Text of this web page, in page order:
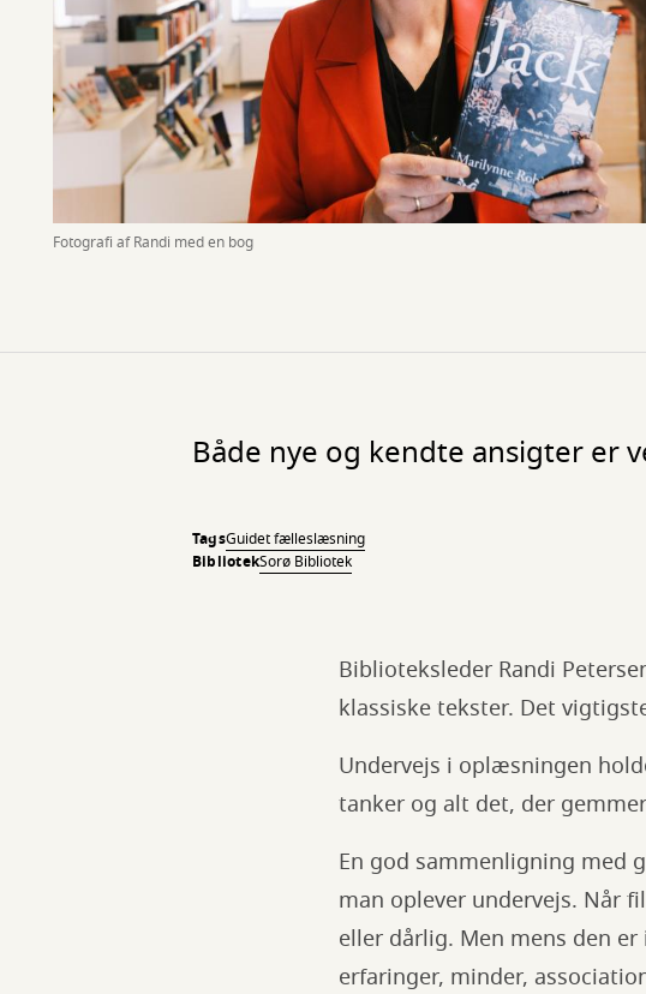
Fotografi af Randi med en bog
Både nye og kendte ansigter er
TagsGuidet fælleslæsning
BibliotekSorø Bibliotek
Biblioteksleder Randi
klassiske tekster. Det
Undervejs i oplæsningen
tanker og alt det, der
En god sammenligning med
man oplever undervejs. Når
eller dårlig. Men mens den
erfaringer, minder,